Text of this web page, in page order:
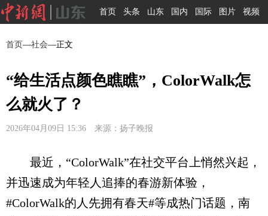
首页 头条 山东 国内 国际 图片 视频
首页—社会—正文
“给生活点颜色瞧瞧”，ColorWalk怎
么就火了？
2026年04月09日 15:36 来源：扬子晚报
最近，“ColorWalk”在社交平台上悄然兴起，
并迅速成为年轻人追捧的春游新体验，
#ColorWalk的人先拥有春天#等成热门话题，南